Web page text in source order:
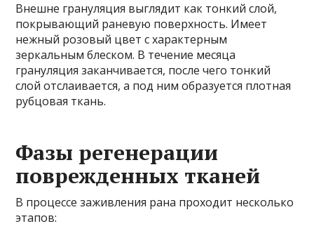
Внешне грануляция выглядит как тонкий слой,
покрывающий раневую поверхность. Имеет
нежный розовый цвет с характерным
зеркальным блеском. В течение месяца
грануляция заканчивается, после чего тонкий
слой отслаивается, а под ним образуется плотная
рубцовая ткань.
Фазы регенерации
поврежденных тканей
В процессе заживления рана проходит несколько
этапов: